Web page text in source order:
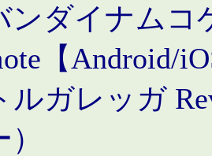
ンダイナムコ
【Android/
ルガレッガ